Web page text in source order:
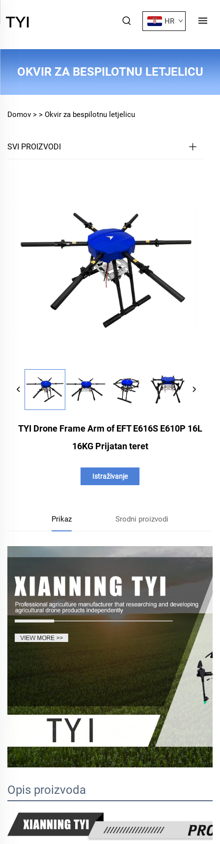
HR
OKVIR ZA BESPILOTNU LETJELICU
Domov > > Okvir za bespilotnu letjelicu
SVI PROIZVODI
TYI Drone Frame Arm of EFT E616S E610P 16L
16KG Prijatan teret
Istraživanje
Prikaz Srodni proizvodi
Opis proizvoda